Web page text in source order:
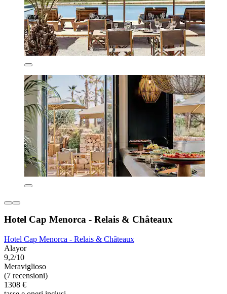
Hotel Cap Menorca - Relais & Châteaux
Hotel Cap Menorca - Relais & Châteaux
Alayor
9,2/10
Meraviglioso
(7 recensioni)
1308 €